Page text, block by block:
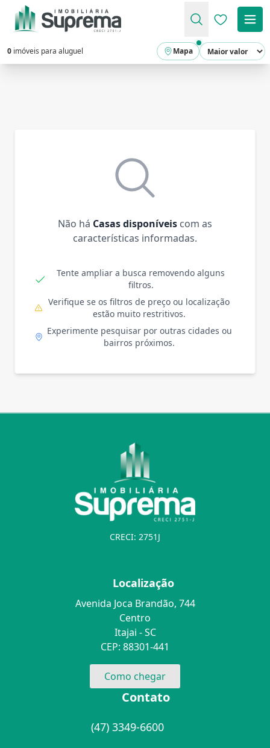
Favoritos
0 imóveis para aluguel Mapa
Não há Casas disponíveis com as
características informadas.
Tente ampliar a busca removendo alguns
filtros.
Verifique se os filtros de preço ou localização
estão muito restritivos.
Experimente pesquisar por outras cidades ou
bairros próximos.
CRECI: 2751J
Localização
Avenida Joca Brandão, 744
Centro
Itajai - SC
CEP: 88301-441
Como chegar
Contato
(47) 3349-6600